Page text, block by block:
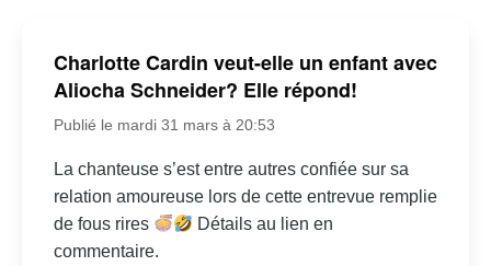
Charlotte Cardin veut-elle un enfant avec
Aliocha Schneider? Elle répond!
Publié le mardi 31 mars à 20:53
La chanteuse s’est entre autres confiée sur sa
relation amoureuse lors de cette entrevue remplie
de fous rires
Détails au lien en
commentaire.